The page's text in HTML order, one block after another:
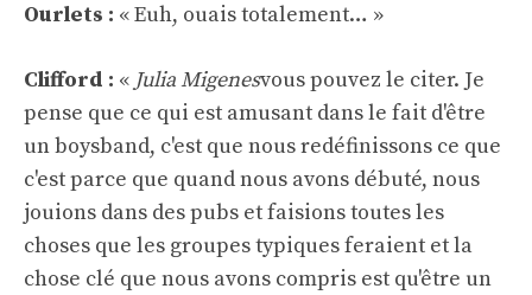
Ourlets : « Euh, ouais totalement… »
Clifford : « Julia Migenesvous pouvez le citer. Je
pense que ce qui est amusant dans le fait d'être
un boysband, c'est que nous redéfinissons ce que
c'est parce que quand nous avons débuté, nous
jouions dans des pubs et faisions toutes les
choses que les groupes typiques feraient et la
chose clé que nous avons compris est qu'être un